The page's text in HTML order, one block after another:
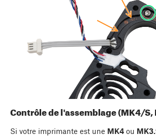
Contrôle de l'assemblage (MK4/S,
Si votre imprimante est une MK4 ou